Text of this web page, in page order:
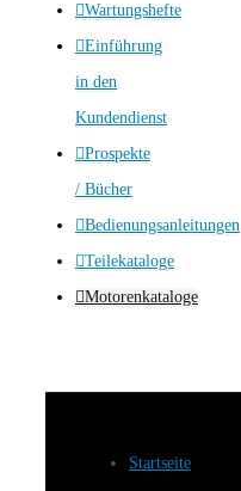
Wartungshefte
Einführung
in den
Kundendienst
Prospekte
/ Bücher
Bedienungsanleitungen
Teilekataloge
Motorenkataloge
Startseite